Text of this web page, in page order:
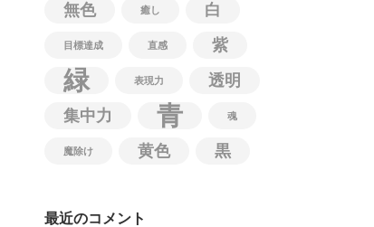
無色 癒し 白
目標達成 直感 紫
緑 表現力 透明
集中力 青 魂
魔除け 黄色 黒
最近のコメント